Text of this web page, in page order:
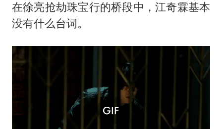
在徐亮抢劫珠宝行的桥段中，江奇霖基本
没有什么台词。